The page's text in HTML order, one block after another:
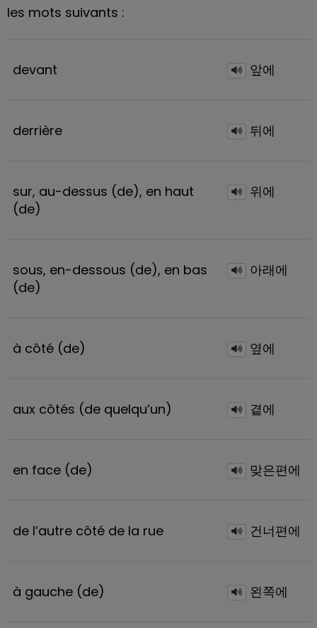
les mots suivants :
devant 앞에
derrière 뒤에
sur, au-dessus (de), en haut
(de)
위에
sous, en-dessous (de), en bas
(de)
아래에
à côté (de) 옆에
aux côtés (de quelqu’un) 곁에
en face (de) 맞은편에
de l’autre côté de la rue 건너편에
à gauche (de) 왼쪽에